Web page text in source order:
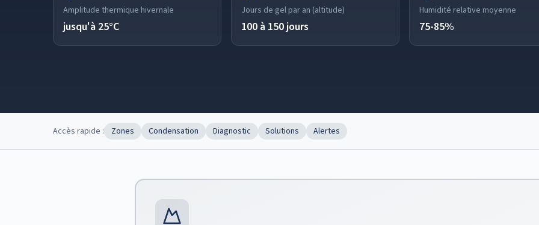
Amplitude thermique hivernale
jusqu'à 25°C
Jours de gel par an (altitude)
100 à 150 jours
Humidité relative moyenne
75-85%
Accès rapide : Zones Condensation Diagnostic Solutions Alertes